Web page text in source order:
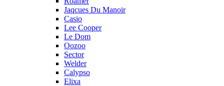
Jaqcues Du Manoir
Casio
Lee Cooper
Le Dom
Oozoo
Sector
Welder
Calypso
Elixa